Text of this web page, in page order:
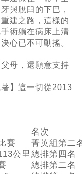
與脫臼的下巴，
建之路，這樣的
術躺在病床上清
心已不可動搖。
母，還願意支持
】這一切從2013
名次
賽
菁英組第二
公里 總排第四名
總排第二名